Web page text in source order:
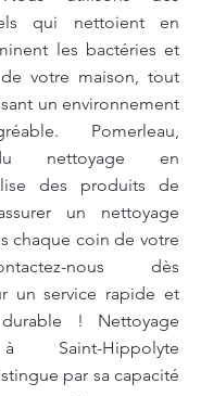
qui nettoient en
les bactéries et
de votre maison, tout
un environnement
Pomerleau,
nettoyage en
des produits de
un nettoyage
chaque coin de votre
nous dès
un service rapide et
! Nettoyage
Saint-Hippolyte
par sa capacité